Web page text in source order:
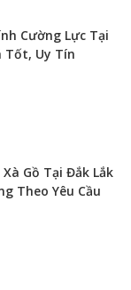
Cường Lực Tại
Tốt, Uy Tín
Gồ Tại Đắk Lắk
Theo Yêu Cầu